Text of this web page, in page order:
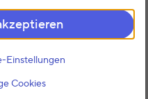
Einstellungen
Cookies
nicht nur den
Im letzten
in Kraft, aber
auslaufen.
öffentlichen